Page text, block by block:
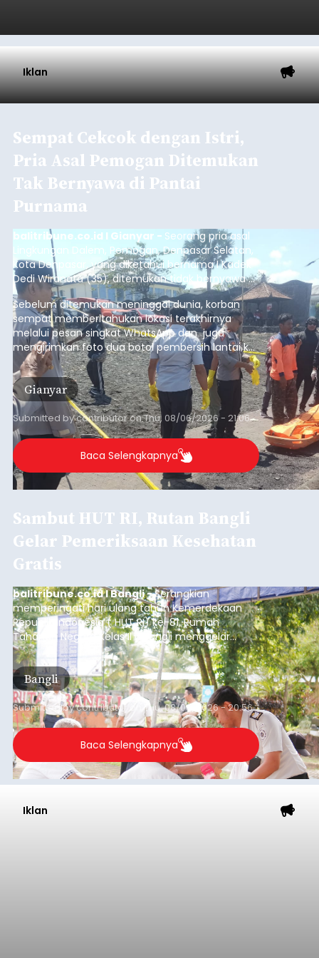
Iklan
Sempat Cekcok dengan Istri,
Pria Asal Pemogan Ditemukan
Tak Bernyawa di Pantai
Purnama
balitribune.co.id I Gianyar -Seorang pria asal
Lingkungan Dalem, Pemogan, Denpasar Selatan,
Kota Denpasar, yang diketahui bernama I Kadek
Dedi Wiranata (35), ditemukan tidak bernyawa di
pesisir Pantai Purnama, Sukawati.
Sebelum ditemukan meninggal dunia, korban
sempat memberitahukan lokasi terakhirnya
melalui pesan singkat WhatsApp dan juga
mengirimkan foto dua botol pembersih lantai ke
istrinya.
Gianyar